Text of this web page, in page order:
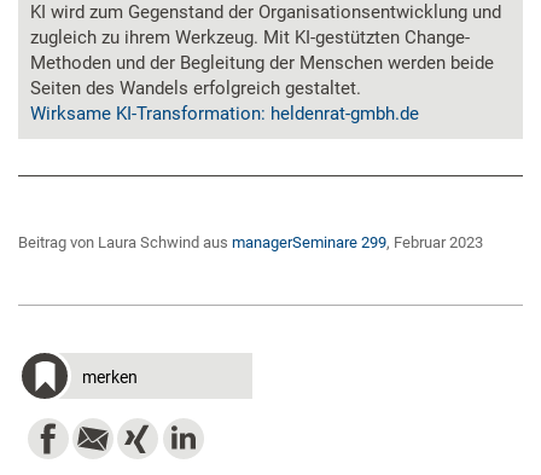
KI wird zum Gegenstand der Organisationsentwicklung und
zugleich zu ihrem Werkzeug. Mit KI-gestützten Change-
Methoden und der Begleitung der Menschen werden beide
Seiten des Wandels erfolgreich gestaltet.
Wirksame KI-Transformation: heldenrat-gmbh.de
Beitrag von Laura Schwind aus managerSeminare 299, Februar 2023
merken